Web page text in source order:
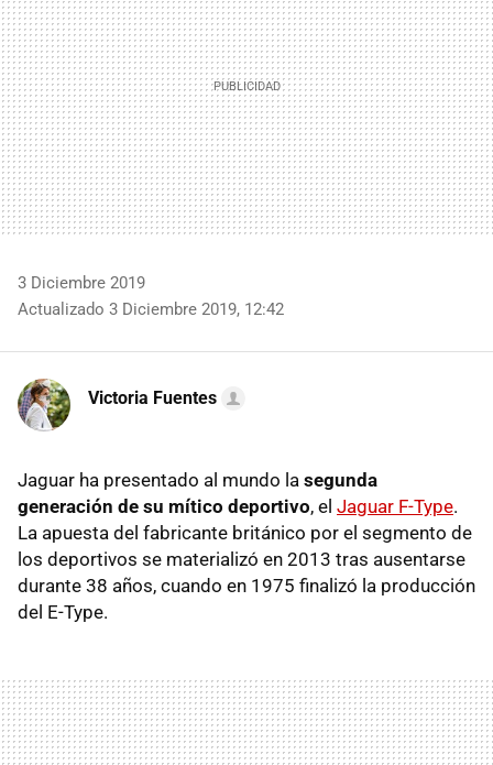
3 Diciembre 2019
Actualizado 3 Diciembre 2019, 12:42
Victoria Fuentes
Jaguar ha presentado al mundo la segunda
generación de su mítico deportivo, el Jaguar F-Type.
La apuesta del fabricante británico por el segmento de
los deportivos se materializó en 2013 tras ausentarse
durante 38 años, cuando en 1975 finalizó la producción
del E-Type.